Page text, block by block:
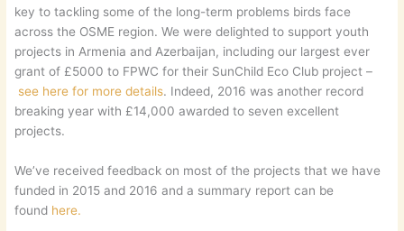
key to tackling some of the long-term problems birds face
across the OSME region. We were delighted to support youth
projects in Armenia and Azerbaijan, including our largest ever
grant of £5000 to FPWC for their SunChild Eco Club project –
see here for more details. Indeed, 2016 was another record
breaking year with £14,000 awarded to seven excellent
projects.
We’ve received feedback on most of the projects that we have
funded in 2015 and 2016 and a summary report can be
found here.